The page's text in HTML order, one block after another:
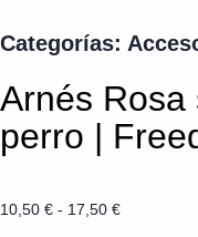
Categorías:
Arnés
perro |
10,50 € - 17,50 €